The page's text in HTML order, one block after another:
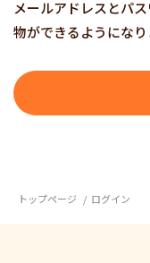
メールアドレスとパ
物ができるようになり
トップページ ログイン